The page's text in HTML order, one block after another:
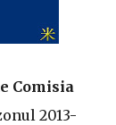
Comisia
2013-